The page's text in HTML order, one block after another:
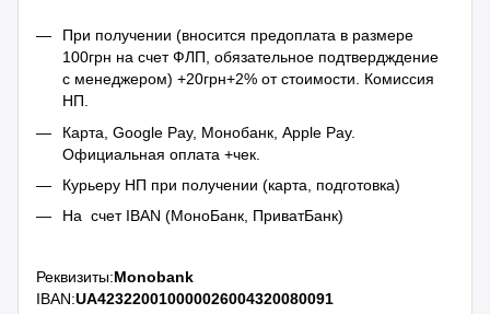
При получении (вносится предоплата в размере
100грн на счет ФЛП, обязательное подтвердждение
с менеджером) +20грн+2% от стоимости. Комиссия
НП.
Карта, Google Pay, Монобанк, Apple Pay.
Официальная оплата +чек.
Курьеру НП при получении (карта, подготовка)
На счет IBAN (МоноБанк, ПриватБанк)
Реквизиты:Monobank
IBAN:UA423220010000026004320080091